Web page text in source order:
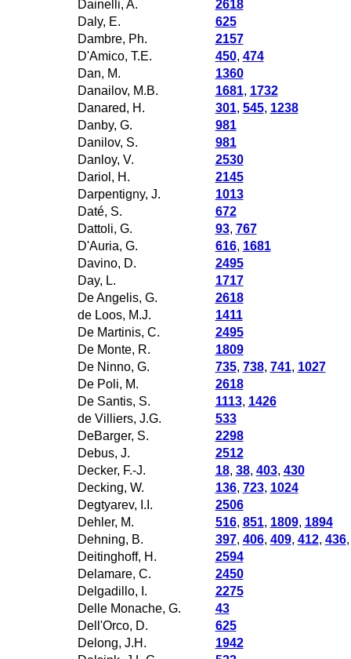
Dainelli, A.
2618
Daly, E.
625
Dambre, Ph.
2157
D'Amico, T.E.
450, 474
Dan, M.
1360
Danailov, M.B.
1681, 1732
Danared, H.
301, 545, 1238
Danby, G.
981
Danilov, S.
981
Danloy, V.
2530
Dariol, H.
2145
Darpentigny, J.
1013
Daté, S.
672
Dattoli, G.
93, 767
D'Auria, G.
616, 1681
Davino, D.
2495
Day, L.
1717
De Angelis, G.
2618
de Loos, M.J.
1411
De Martinis, C.
2495
De Monte, R.
1809
De Ninno, G.
735, 738, 741, 1027
De Poli, M.
2618
De Santis, S.
1113, 1426
de Villiers, J.G.
533
DeBarger, S.
2298
Debus, J.
2512
Decker, F.-J.
18, 38, 403, 430
Decking, W.
136, 723, 1024
Degtyarev, I.I.
2506
Dehler, M.
516, 851, 1809, 1894
Dehning, B.
397, 406, 409, 412, 436
Deitinghoff, H.
2594
Delamare, C.
2450
Delgadillo, I.
2275
Delle Monache, G.
43
Dell'Orco, D.
625
Delong, J.H.
1942